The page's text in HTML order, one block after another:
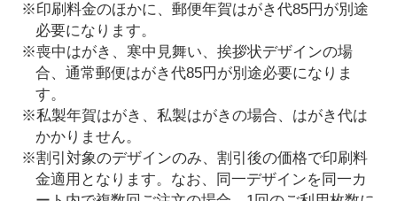
※印刷料金のほかに、郵便年賀はがき代85円が別途
必要になります。
※喪中はがき、寒中見舞い、挨拶状デザインの場
合、通常郵便はがき代85円が別途必要になりま
す。
※私製年賀はがき、私製はがきの場合、はがき代は
かかりません。
※割引対象のデザインのみ、割引後の価格で印刷料
金適用となります。なお、同一デザインを同一カ